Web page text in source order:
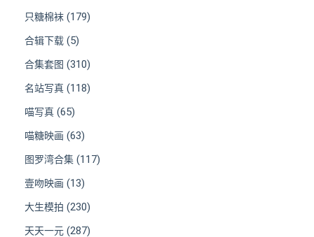
只糖棉袜 (179)
合辑下载 (5)
合集套图 (310)
名站写真 (118)
喵写真 (65)
喵糖映画 (63)
图罗湾合集 (117)
壹吻映画 (13)
大生模拍 (230)
天天一元 (287)